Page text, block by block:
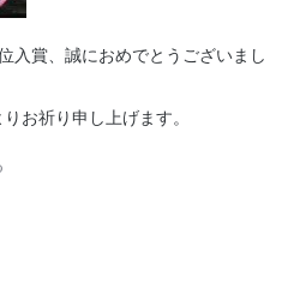
入賞、誠におめでとうございまし
お祈り申し上げます。